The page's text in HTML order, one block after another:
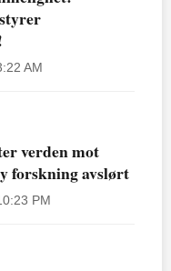
AM
verden mot
forskning avslørt
PM